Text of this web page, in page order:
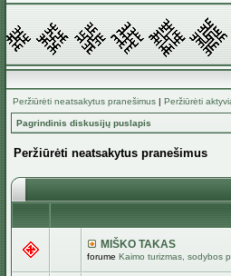
Peržiūrėti neatsakytus pranešimus | Peržiūrėti
Pagrindinis diskusijų puslapis
Peržiūrėti neatsakytus pranešimus
MIŠKO TAKAS
forume Kaimo turizmas, sodybos